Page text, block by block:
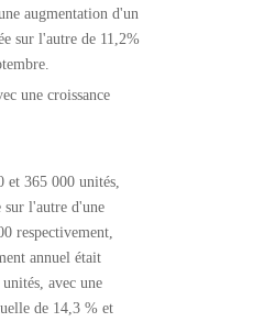
augmentation d'un
sur l'autre de 11,2%
une croissance
et 365 000 unités,
sur l'autre d'une
respectivement,
annuel était
avec une
de 14,3 % et